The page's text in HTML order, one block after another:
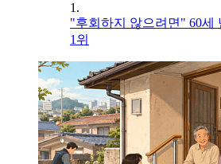
1.
"후회하지 않으려면" 60세
1위